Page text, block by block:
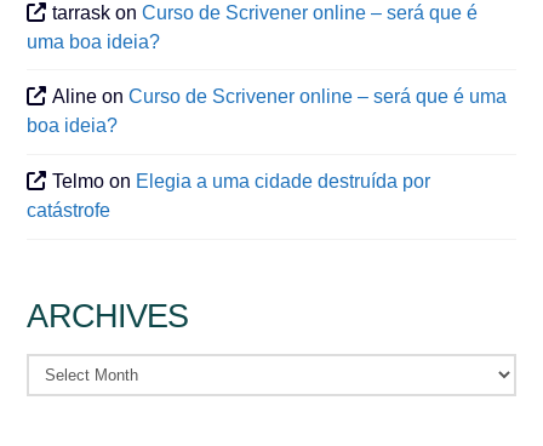
tarrask onCurso de Scrivener online – será que é
uma boa ideia?
Aline onCurso de Scrivener online – será que é uma
boa ideia?
Telmo on Elegia a uma cidade destruída por
catástrofe
ARCHIVES
Archives